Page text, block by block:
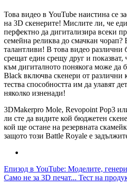
Това видео в YouTube наистина се
на 3D скенерите! Мислите ли, че
перфектно да дигитализира всеки
семейна реликва до смачкан чорап?
талантливи! В това видео
срещат един срещу друг и показват,
към дигиталното понякога може да
Black включва скенери от различни
тества способността им да улавят
няколко изненади!
3DMakerpro Mole, Revopoint Pop3
ли сте да видите кой бюджетен
кой ще остане на резервната
защото този Battle Royale е
Епизод в YouTube: Моделите,
Само не за 3D печат... Тест на